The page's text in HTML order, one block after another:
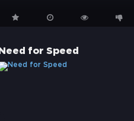
Need for Speed